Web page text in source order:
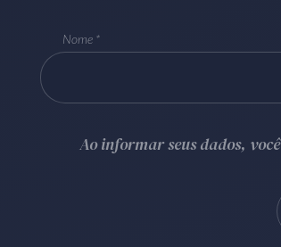
Nome
Ao informar seus dados,